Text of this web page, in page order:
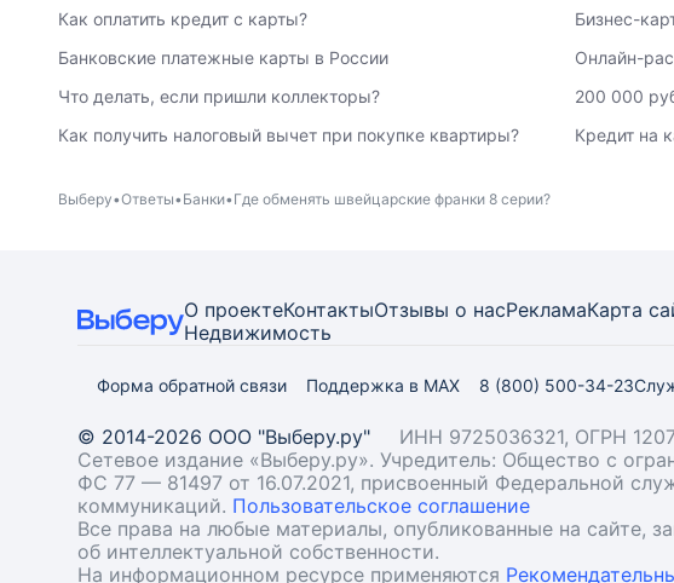
Как оплатить кредит с карты?
Банковские платежные карты в России
Что делать, если пришли коллекторы?
Как получить налоговый вычет при покупке квартиры?
Бизнес-
Онлайн-
200 000
Кредит на
Выберу Ответы Банки Где обменять швейцарские франки 8 серии?
О проектеКонтактыОтзывы о насРекламаКарта
Недвижимость
Форма обратной связи Поддержка в MAX 8 (800) 500-34-23
© 2014-2026 ООО "Выберу.ру"
ИНН 9725036321, ОГРН
Сетевое издание «Выберу.ру». Учредитель: Общество с
ФС 77 — 81497 от 16.07.2021, присвоенный Федеральной
коммуникаций. Пользовательское соглашение
Все права на любые материалы, опубликованные на
об интеллектуальной собственности.
На информационном ресурсе применяются